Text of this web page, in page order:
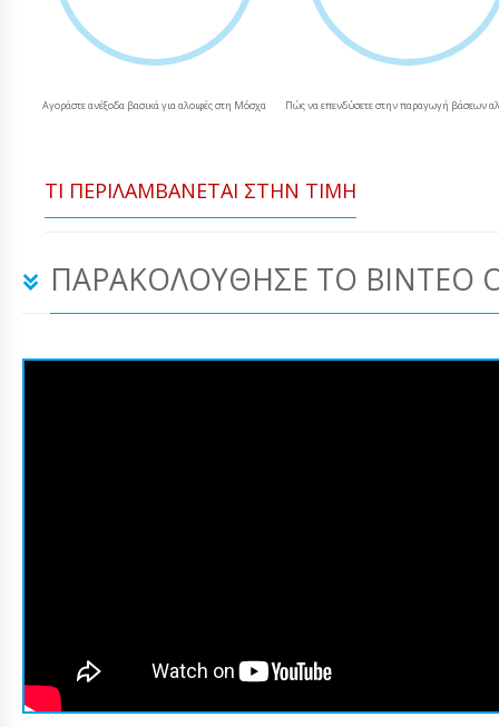
Αγοράστε ανέξοδα βασικά για αλοιφές στη Μόσχα Πώς να επενδύσετε στην παραγωγή βάσεων
ΤΙ ΠΕΡΙΛΑΜΒΆΝΕΤΑΙ ΣΤΗΝ ΤΙΜΉ
ΠΑΡΑΚΟΛΟΎΘΗΣΕ ΤΟ ΒΊΝΤΕΟ